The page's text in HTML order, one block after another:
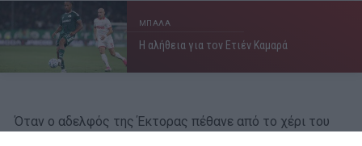
ΜΠΑΛΑ
Η αλήθεια για τον Ετιέν Καμαρά
Όταν ο αδελφός της Έκτορας πέθανε από το χέρι του